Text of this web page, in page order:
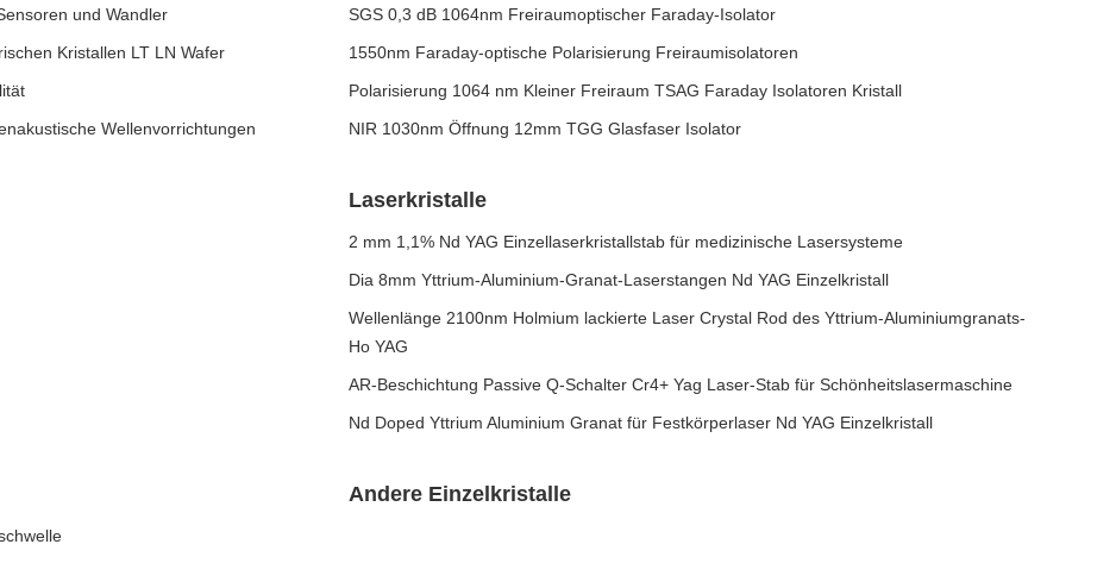
und Wandler
Kristallen LT LN Wafer
Wellenvorrichtungen
SGS 0,3 dB 1064nm Freiraumoptischer Faraday-Isolator
1550nm Faraday-optische Polarisierung Freiraumisolatoren
Polarisierung 1064 nm Kleiner Freiraum TSAG Faraday Isolatoren Kristall
NIR 1030nm Öffnung 12mm TGG Glasfaser Isolator
Laserkristalle
2 mm 1,1% Nd YAG Einzellaserkristallstab für medizinische Lasersysteme
Dia 8mm Yttrium-Aluminium-Granat-Laserstangen Nd YAG Einzelkristall
Wellenlänge 2100nm Holmium lackierte Laser Crystal Rod des Yttrium-Aluminiumgranats-
Ho YAG
AR-Beschichtung Passive Q-Schalter Cr4+ Yag Laser-Stab für Schönheitslasermaschine
Nd Doped Yttrium Aluminium Granat für Festkörperlaser Nd YAG Einzelkristall
Andere Einzelkristalle